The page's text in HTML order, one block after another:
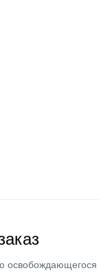
освобождающегося